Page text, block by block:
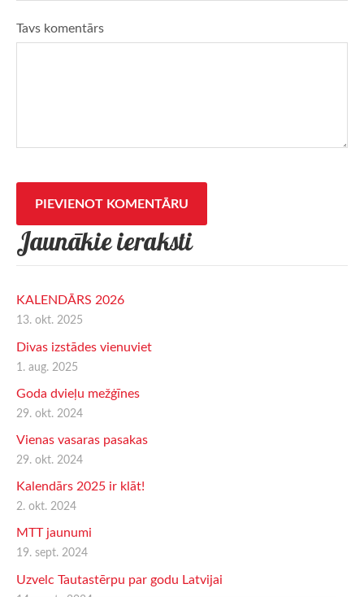
Jaunākie ieraksti
KALENDĀRS 2026
13. okt. 2025
Divas izstādes vienuviet
1. aug. 2025
Goda dvieļu mežģīnes
29. okt. 2024
Vienas vasaras pasakas
29. okt. 2024
Kalendārs 2025 ir klāt!
2. okt. 2024
MTT jaunumi
19. sept. 2024
Uzvelc Tautastērpu par godu Latvijai
Tavs komentārs